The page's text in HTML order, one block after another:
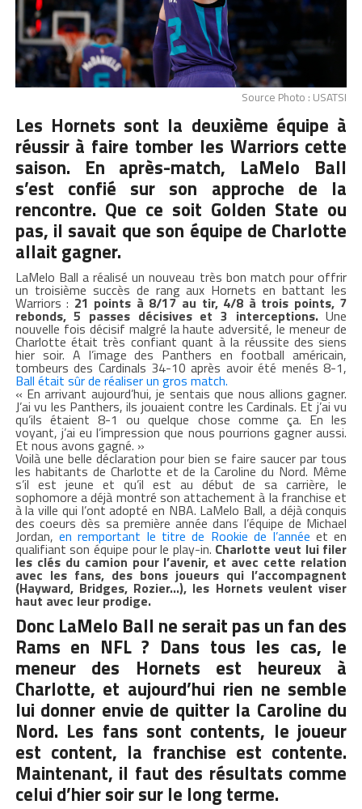
Source Photo : USATSI
Les Hornets sont la deuxième équipe à
réussir à faire tomber les Warriors cette
saison. En après-match, LaMelo Ball
s’est confié sur son approche de la
rencontre. Que ce soit Golden State ou
pas, il savait que son équipe de Charlotte
allait gagner.
LaMelo Ball a réalisé un nouveau très bon match pour offrir
un troisième succès de rang aux Hornets en battant les
Warriors : 21 points à 8/17 au tir, 4/8 à trois points, 7
rebonds, 5 passes décisives et 3 interceptions.Une
nouvelle fois décisif malgré la haute adversité, le meneur de
Charlotte était très confiant quant à la réussite des siens
hier soir. A l’image des Panthers en football américain,
tombeurs des Cardinals 34-10 après avoir été menés 8-1,
Ball était sûr de réaliser un gros match.
« En arrivant aujourd’hui, je sentais que nous allions gagner.
J’ai vu les Panthers, ils jouaient contre les Cardinals. Et j’ai vu
qu’ils étaient 8-1 ou quelque chose comme ça. En les
voyant, j’ai eu l’impression que nous pourrions gagner aussi.
Et nous avons gagné. »
Voilà une belle déclaration pour bien se faire saucer par tous
les habitants de Charlotte et de la Caroline du Nord. Même
s’il est jeune et qu’il est au début de sa carrière, le
sophomore a déjà montré son attachement à la franchise et
à la ville qui l’ont adopté en NBA. LaMelo Ball, a déjà conquis
des coeurs dès sa première année dans l’équipe de Michael
Jordan,en remportant le titre de Rookie de l’année et en
qualifiant son équipe pour le play-in. Charlotte veut lui filer
les clés du camion pour l’avenir, et avec cette relation
avec les fans, des bons joueurs qui l’accompagnent
(Hayward, Bridges, Rozier…), les Hornets veulent viser
haut avec leur prodige.
Donc LaMelo Ball ne serait pas un fan des
Rams en NFL ? Dans tous les cas, le
meneur des Hornets est heureux à
Charlotte, et aujourd’hui rien ne semble
lui donner envie de quitter la Caroline du
Nord. Les fans sont contents, le joueur
est content, la franchise est contente.
Maintenant, il faut des résultats comme
celui d’hier soir sur le long terme.